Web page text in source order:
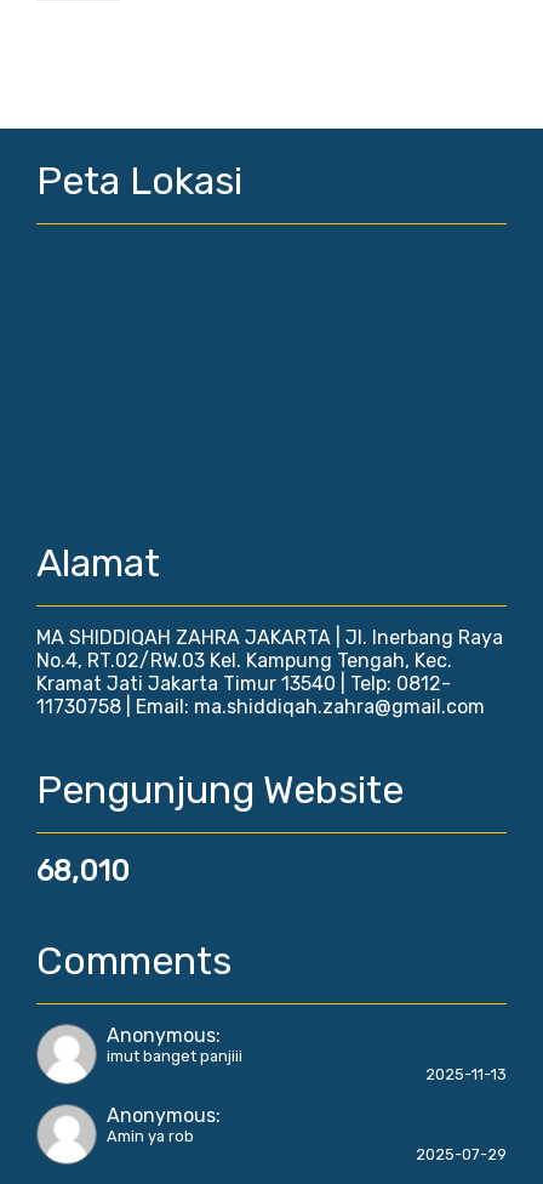
Peta Lokasi
Alamat
MA SHIDDIQAH ZAHRA JAKARTA | Jl. Inerbang Raya
No.4, RT.02/RW.03 Kel. Kampung Tengah, Kec.
Kramat Jati Jakarta Timur 13540 | Telp: 0812-
11730758 | Email: ma.shiddiqah.zahra@gmail.com
Pengunjung Website
68,010
Comments
Anonymous:
imut banget panjiii
2025-11-13
Anonymous:
Amin ya rob
2025-07-29